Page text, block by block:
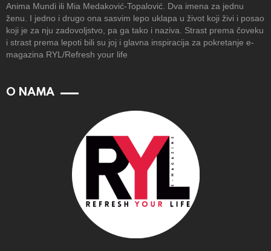
Anima Mundi ili Mia Medaković-Topalović. Dva imena za jednu
ženu. I jedno i drugo ona sasvim lepo uklapa u život koji živi i posao
koji je za nju zadovoljstvo, pa ga tako i naziva. Strast prema čoveku
i strast prema lepoti bili su joj i glavna inspiracija za pokretanje e-
magazina RYL/Refresh your life
O NAMA